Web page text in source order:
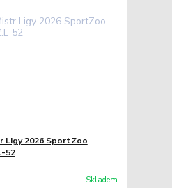
Ligy 2026 SportZoo
52
Skladem